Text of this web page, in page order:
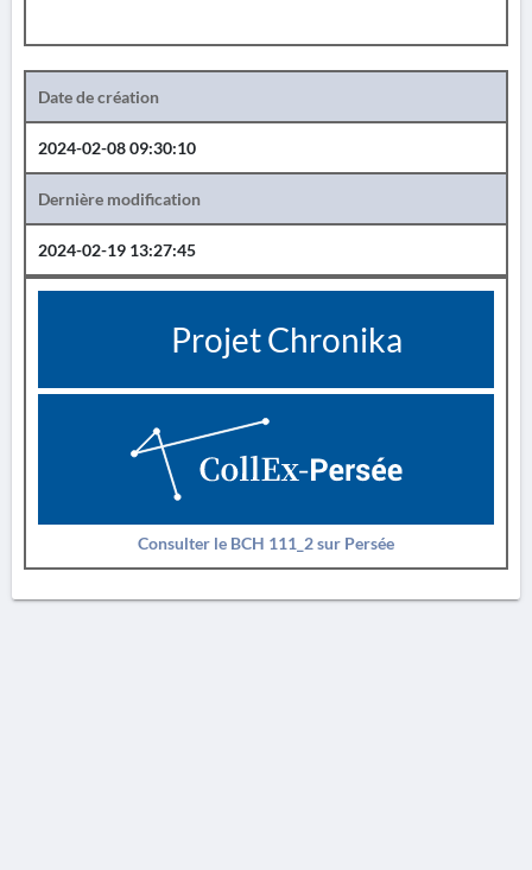
Date de création
2024-02-08 09:30:10
Dernière modification
2024-02-19 13:27:45
Projet Chronika
Consulter le BCH 111_2 sur Persée